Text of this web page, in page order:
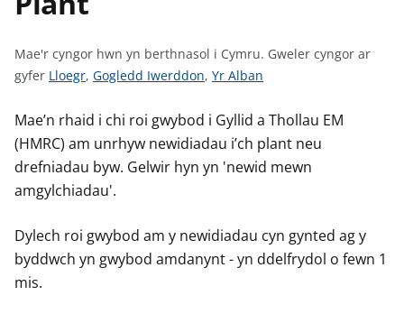
w
Mae'r cyngor hwn yn berthnasol i Cymru. Gweler cyngor ar
gyfer G
e
l
e
r
y
g
Lloegr, G
e
l
e
n
g
Gogledd Iwerddon, G
e
l
e
g
Yr Alban
Mae’n rhaid i chi roi gwybod i Gyllid a Thollau EM
(HMRC) am unrhyw newidiadau i’ch plant neu
drefniadau byw. Gelwir hyn yn 'newid mewn
amgylchiadau'.
Dylech roi gwybod am y newidiadau cyn gynted ag y
byddwch yn gwybod amdanynt - yn ddelfrydol o fewn 1
mis.